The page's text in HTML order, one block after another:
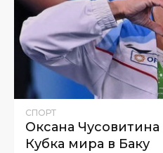
СПОРТ
Оксана Чусовитина
Кубка мира в Баку